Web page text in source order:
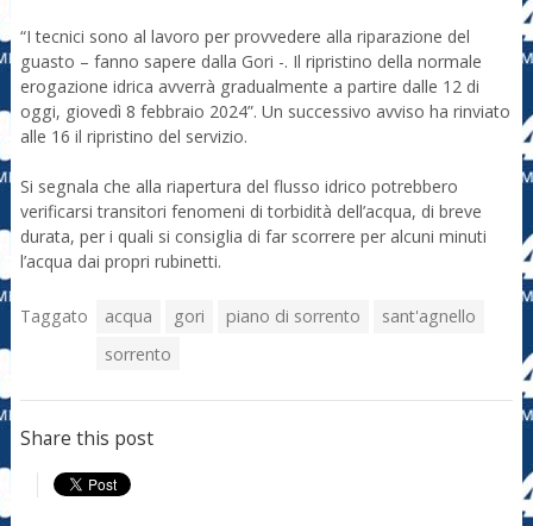
“I tecnici sono al lavoro per provvedere alla riparazione del
guasto – fanno sapere dalla Gori -. Il ripristino della normale
erogazione idrica avverrà gradualmente a partire dalle 12 di
oggi, giovedì 8 febbraio 2024”. Un successivo avviso ha rinviato
alle 16 il ripristino del servizio.
Si segnala che alla riapertura del flusso idrico potrebbero
verificarsi transitori fenomeni di torbidità dell’acqua, di breve
durata, per i quali si consiglia di far scorrere per alcuni minuti
l’acqua dai propri rubinetti.
Taggato acqua gori piano di sorrento
sant'agnello
sorrento
Share this post